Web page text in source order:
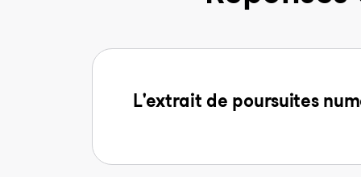
L'extrait de poursuites